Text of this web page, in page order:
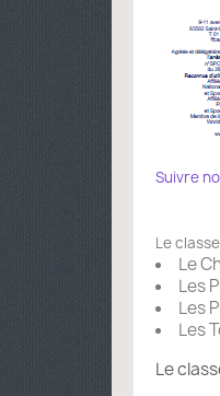
Suivre
Le
Le
Les
Les
Les
Le